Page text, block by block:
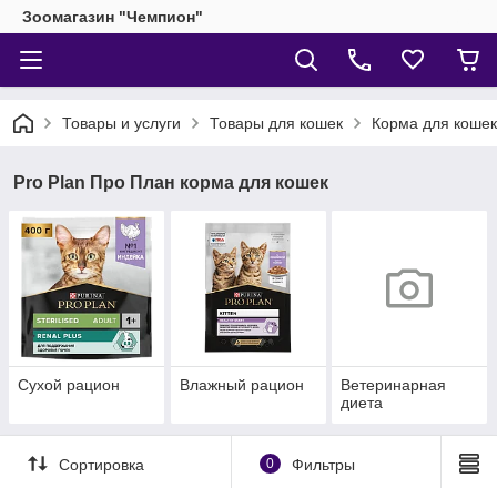
Зоомагазин "Чемпион"
Товары и услуги Товары для кошек Корма для кошек
Pro Plan Про План корма для кошек
Сухой рацион Влажный рацион
Ветеринарная
диета
Сортировка 0 Фильтры